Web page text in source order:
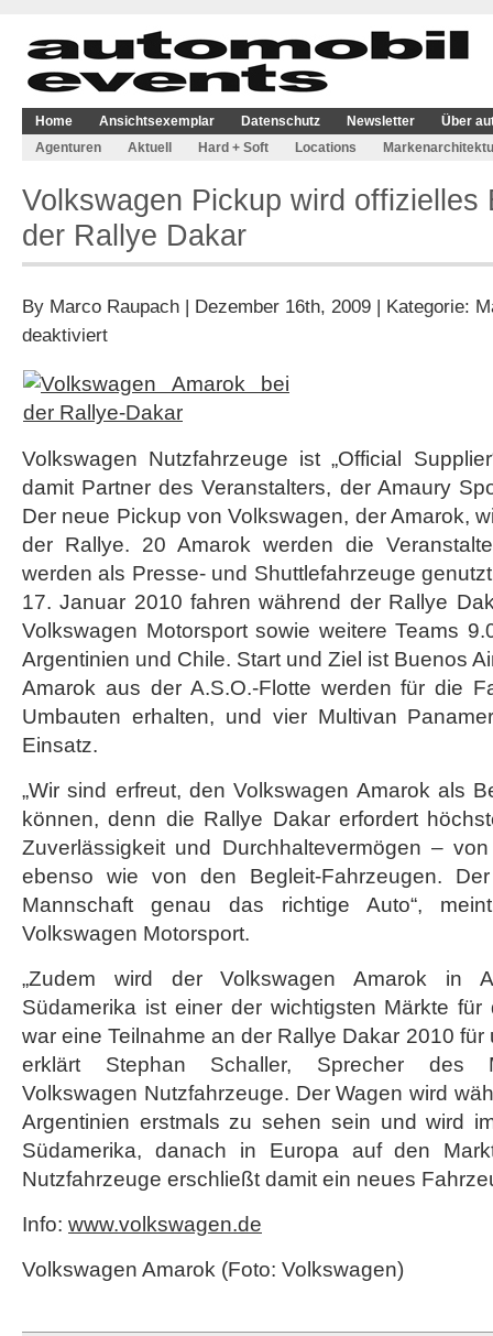
Home Ansichtsexemplar Datenschutz Newsletter
Über
Agenturen
Aktuell Hard + Soft Locations
Volkswagen Pickup wird offizielles
der Rallye Dakar
By Marco Raupach | Dezember 16th, 2009 | Kategorie:
deaktiviertfür
wird
offizielles
Rallye
Dakar
Volkswagen Nutzfahrzeuge ist „Official
damit Partner des Veranstalters, der Amaury
Der neue Pickup von Volkswagen, der Amarok,
der Rallye. 20 Amarok werden die
werden als Presse- und Shuttlefahrzeuge
17. Januar 2010 fahren während der Rallye
Volkswagen Motorsport sowie weitere Teams
Argentinien und Chile. Start und Ziel ist Buenos
Amarok aus der A.S.O.-Flotte werden für die
Umbauten erhalten, und vier Multivan
Einsatz.
„Wir sind erfreut, den Volkswagen Amarok als
können, denn die Rallye Dakar erfordert
Zuverlässigkeit und Durchhaltevermögen –
ebenso wie von den Begleit-Fahrzeugen.
Mannschaft genau das richtige Auto“,
Volkswagen Motorsport.
„Zudem wird der Volkswagen Amarok in
Südamerika ist einer der wichtigsten Märkte für
war eine Teilnahme an der Rallye Dakar 2010 für
erklärt Stephan Schaller, Sprecher des
Volkswagen Nutzfahrzeuge. Der Wagen wird
Argentinien erstmals zu sehen sein und wird
Südamerika, danach in Europa auf den
Nutzfahrzeuge erschließt damit ein neues
Info: www.volkswagen.de
Volkswagen Amarok (Foto: Volkswagen)